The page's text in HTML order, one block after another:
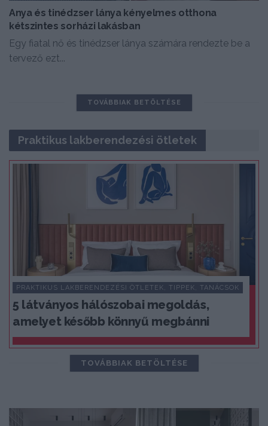
Anya és tinédzser lánya kényelmes otthona
kétszintes sorházi lakásban
Egy fiatal nő és tinédzser lánya számára rendezte be a
tervező ezt...
TOVÁBBIAK BETÖLTÉSE
Praktikus lakberendezési ötletek
PRAKTIKUS LAKBERENDEZÉSI ÖTLETEK, TIPPEK, TANÁCSOK
5 látványos hálószobai megoldás,
amelyet később könnyű megbánni
TOVÁBBIAK BETÖLTÉSE